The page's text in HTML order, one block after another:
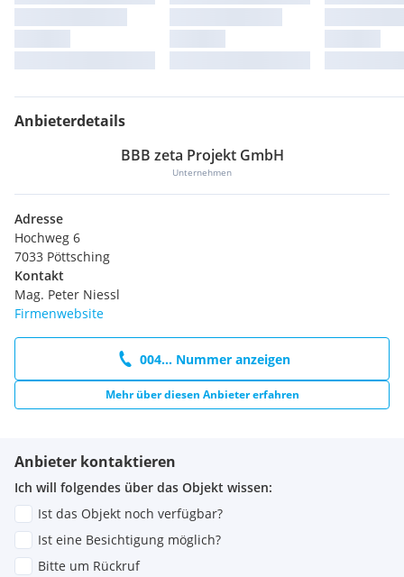
Anbieterdetails
BBB zeta Projekt GmbH
Unternehmen
Adresse
Hochweg 6
7033 Pöttsching
Kontakt
Mag. Peter Niessl
Firmenwebsite
004... Nummer anzeigen
Mehr über diesen Anbieter erfahren
Anbieter kontaktieren
Ich will folgendes über das Objekt wissen:
Ist das Objekt noch verfügbar?
Ist eine Besichtigung möglich?
Bitte um Rückruf